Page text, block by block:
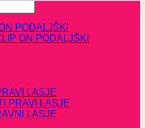
PODALJŠKI
ON PODALJŠKI
LASJE
PRAVI LASJE
LASJE